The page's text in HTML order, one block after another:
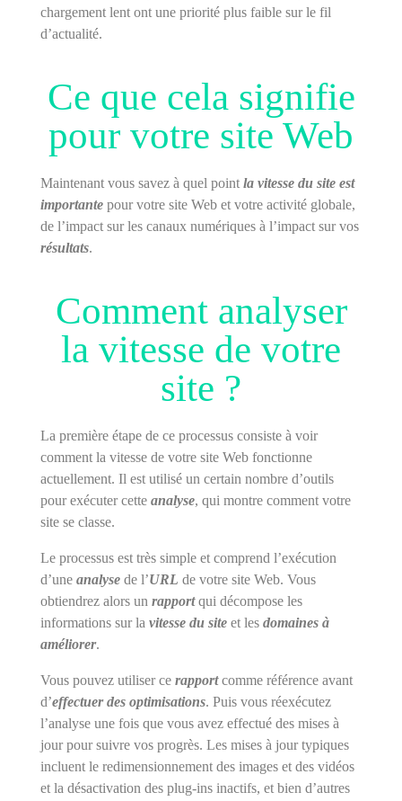
chargement lent ont une priorité plus faible sur le fil
d’actualité.
Ce que cela signifie
pour votre site Web
Maintenant vous savez à quel pointla vitesse du site est
importante pour votre site Web et votre activité globale,
de l’impact sur les canaux numériques à l’impact sur vos
résultats.
Comment analyser
la vitesse de votre
site ?
La première étape de ce processus consiste à voir
comment la vitesse de votre site Web fonctionne
actuellement. Il est utilisé un certain nombre d’outils
pour exécuter cette analyse, qui montre comment votre
site se classe.
Le processus est très simple et comprend l’exécution
d’une analyse de l’URL de votre site Web. Vous
obtiendrez alors un rapportqui décompose les
informations sur la vitesse du site et les domaines à
améliorer.
Vous pouvez utiliser ce rapportcomme référence avant
d’effectuer des optimisations. Puis vous réexécutez
l’analyse une fois que vous avez effectué des mises à
jour pour suivre vos progrès. Les mises à jour typiques
incluent le redimensionnement des images et des vidéos
et la désactivation des plug-ins inactifs, et bien d’autres